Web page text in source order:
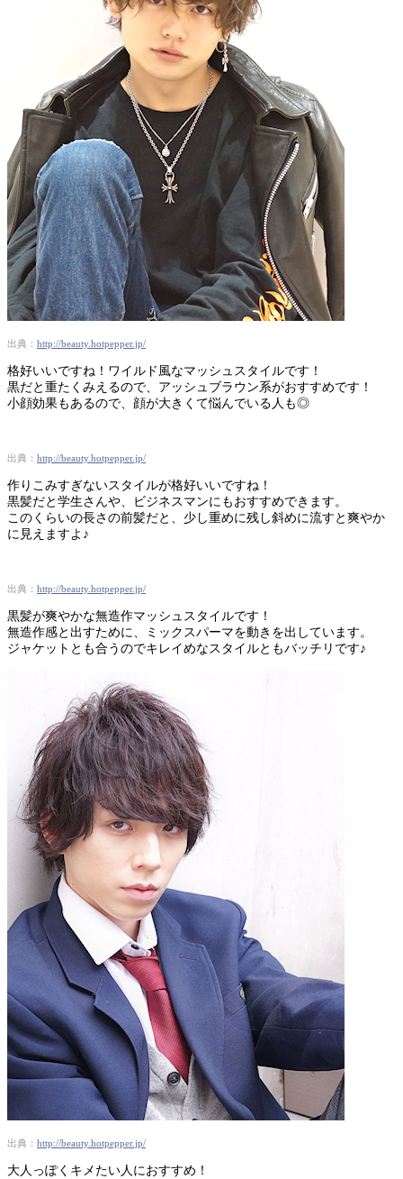
出典： http://beauty.hotpepper.jp/
格好いいですね！ワイルド風なマッシュスタイルです！
黒だと重たくみえるので、アッシュブラウン系がおすすめです！
小顔効果もあるので、顔が大きくて悩んでいる人も◎
出典： http://beauty.hotpepper.jp/
作りこみすぎないスタイルが格好いいですね！
黒髪だと学生さんや、ビジネスマンにもおすすめできます。
このくらいの長さの前髪だと、少し重めに残し斜めに流すと爽やか
に見えますよ♪
出典： http://beauty.hotpepper.jp/
黒髪が爽やかな無造作マッシュスタイルです！
無造作感と出すために、ミックスパーマを動きを出しています。
ジャケットとも合うのでキレイめなスタイルともバッチリです♪
出典： http://beauty.hotpepper.jp/
大人っぽくキメたい人におすすめ！